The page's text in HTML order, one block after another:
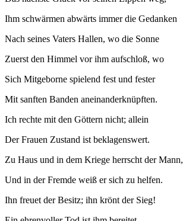
Ihm schwärmen abwärts immer die Gedanken
Nach seines Vaters Hallen, wo die Sonne
Zuerst den Himmel vor ihm aufschloß, wo
Sich Mitgeborne spielend fest und fester
Mit sanften Banden aneinanderknüpften.
Ich rechte mit den Göttern nicht; allein
Der Frauen Zustand ist beklagenswert.
Zu Haus und in dem Kriege herrscht der Mann,
Und in der Fremde weiß er sich zu helfen.
Ihn freuet der Besitz; ihn krönt der Sieg!